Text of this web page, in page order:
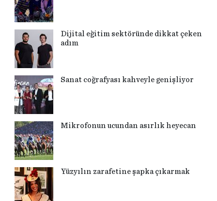
Dijital eğitim sektöründe dikkat çeken
adım
Sanat coğrafyası kahveyle genişliyor
Mikrofonun ucundan asırlık heyecan
Yüzyılın zarafetine şapka çıkarmak